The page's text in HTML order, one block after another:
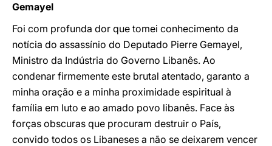
Gemayel
Foi com profunda dor que tomei conhecimento da
notícia do assassínio do Deputado Pierre Gemayel,
Ministro da Indústria do Governo Libanês. Ao
condenar firmemente este brutal atentado, garanto a
minha oração e a minha proximidade espiritual à
família em luto e ao amado povo libanês. Face às
forças obscuras que procuram destruir o País,
convido todos os Libaneses a não se deixarem vencer